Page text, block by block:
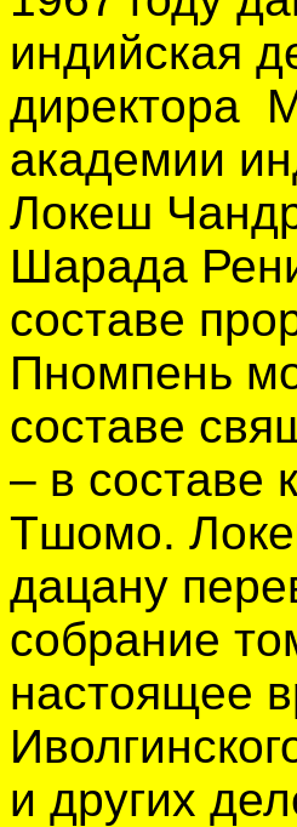
индийская
директора
академии
Локеш
Шарада
составе
Пномпень
составе
– в составе
Тшомо.
дацану
собрание
настоящее
и других